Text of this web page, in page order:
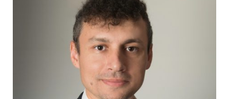
13.07.2026 | 20:44
Ασπρόπυργος: Πέθανε ένας από
τους σοβαρά εγκαυματίες της
μεγάλης έκρηξης στο εργοστάσιο
12.07.2026 | 15:07